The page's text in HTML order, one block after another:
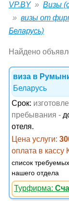
VP.BY
Визы
визы от
Беларусь)
Найдено
виза в
Беларусь
Срок:
пребывания -
отеля.
Цена услуги:
оплата в кассу
список
нашего отдела
Турфирма: